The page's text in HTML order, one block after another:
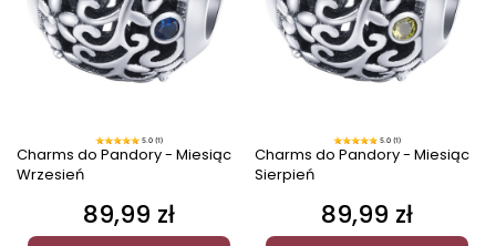
5.0 (1)
Charms do Pandory - Miesiąc
Wrzesień
Cena
89,99 zł
5.0 (1)
Charms do Pandory - Miesiąc
Sierpień
Cena
89,99 zł